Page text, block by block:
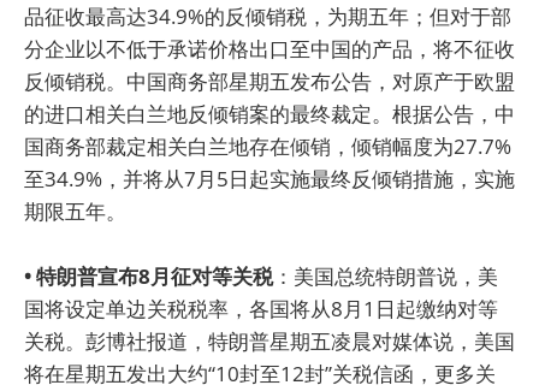
品征收最高达34.9%的反倾销税，为期五年；但对于部
分企业以不低于承诺价格出口至中国的产品，将不征收
反倾销税。中国商务部星期五发布公告，对原产于欧盟
的进口相关白兰地反倾销案的最终裁定。根据公告，中
国商务部裁定相关白兰地存在倾销，倾销幅度为27.7%
至34.9%，并将从7月5日起实施最终反倾销措施，实施
期限五年。
• 特朗普宣布8月征对等关税：美国总统特朗普说，美
国将设定单边关税税率，各国将从8月1日起缴纳对等
关税。彭博社报道，特朗普星期五凌晨对媒体说，美国
将在星期五发出大约“10封至12封”关税信函，更多关